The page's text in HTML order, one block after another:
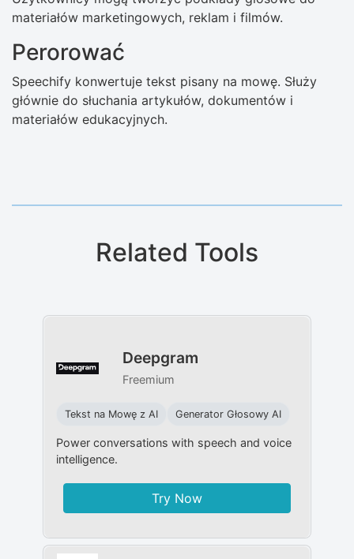
materiałów marketingowych, reklam i filmów.
Perorować
Speechify konwertuje tekst pisany na mowę. Służy
głównie do słuchania artykułów, dokumentów i
materiałów edukacyjnych.
Related Tools
Deepgram
Freemium
Tekst na Mowę z AI Generator Głosowy AI
Power conversations with speech and voice
intelligence.
Try Now